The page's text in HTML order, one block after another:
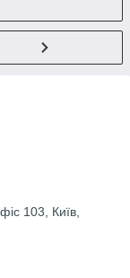
103, Київ,